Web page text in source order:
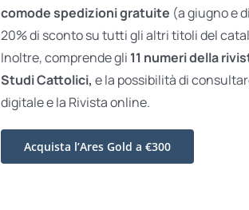
comode spedizioni gratuite (a giugno e
20% di sconto su tutti gli altri titoli del
Inoltre, comprende gli 11 numeri della
Studi Cattolici, e la possibilità di
digitale e la Rivista online.
Acquista l’Ares Gold a €300